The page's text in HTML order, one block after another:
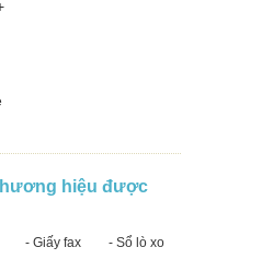
hiệu được
- Giấy fax
- Sổ lò xo